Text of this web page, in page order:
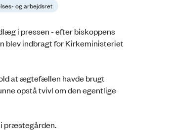
og arbejdsret
i pressen - efter biskoppens
blev indbragt for Kirkeministeriet
at ægtefællen havde brugt
opstå tvivl om den egentlige
præstegården.